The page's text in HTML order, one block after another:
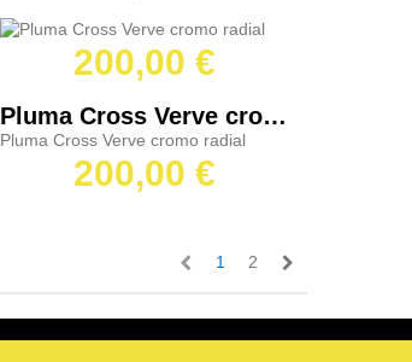
200,00 €
Pluma Cross Verve cromo radial
Pluma Cross Verve cromo radial
200,00 €
1 2